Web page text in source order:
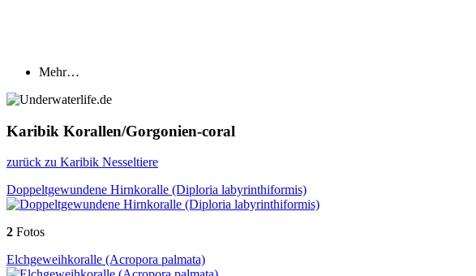
Mehr…
Karibik Korallen/Gorgonien-coral
zurück zu Karibik Nesseltiere
Doppeltgewundene Hirnkoralle (Diploria labyrinthiformis)
2 Fotos
Elchgeweihkoralle (Acropora palmata)